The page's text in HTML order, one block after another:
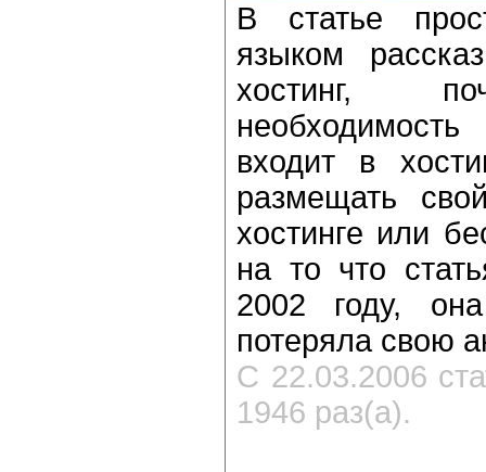
В статье
языком
хостинг,
входит в
размещать
хостинге или
на то что
2002 году,
потеряла свою
С 22.03.2006
1946 раз(а).